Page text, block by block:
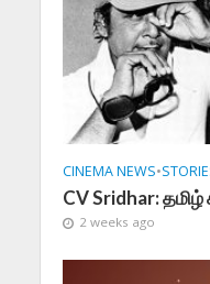
CINEMA NEWS•
CV Sridhar:
2 weeks ago